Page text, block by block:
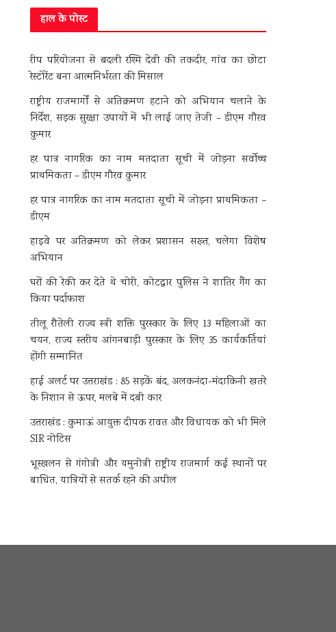
हाल के पोस्ट
रीप परियोजना से बदली रश्मि देवी की तकदीर, गांव का छोटा
रेस्टोरेंट बना आत्मनिर्भरता की मिसाल
राष्ट्रीय राजमार्गों से अतिक्रमण हटाने को अभियान चलाने के
निर्देश, सड़क सुरक्षा उपायों में भी लाई जाए तेजी – डीएम गौरव
कुमार
हर पात्र नागरिक का नाम मतदाता सूची में जोड़ना सर्वोच्च
प्राथमिकता – डीएम गौरव कुमार
हर पात्र नागरिक का नाम मतदाता सूची में जोड़ना प्राथमिकता –
डीएम
हाइवे पर अतिक्रमण को लेकर प्रशासन सख्त, चलेगा विशेष
अभियान
घरों की रेकी कर देते थे चोरी, कोटद्वार पुलिस ने शातिर गैंग का
किया पर्दाफाश
तीलू रौतेली राज्य स्त्री शक्ति पुरस्कार के लिए 13 महिलाओं का
चयन, राज्य स्तरीय आंगनबाड़ी पुरस्कार के लिए 35 कार्यकर्तियां
होंगी सम्मानित
हाई अलर्ट पर उत्तराखंड : 85 सड़कें बंद, अलकनंदा-मंदाकिनी खतरे
के निशान से ऊपर, मलबे में दबी कार
उत्तराखंड : कुमाऊं आयुक्त दीपक रावत और विधायक को भी मिले
SIR नोटिस
भूस्खलन से गंगोत्री और यमुनोत्री राष्ट्रीय राजमार्ग कई स्थानों पर
बाधित, यात्रियों से सतर्क रहने की अपील